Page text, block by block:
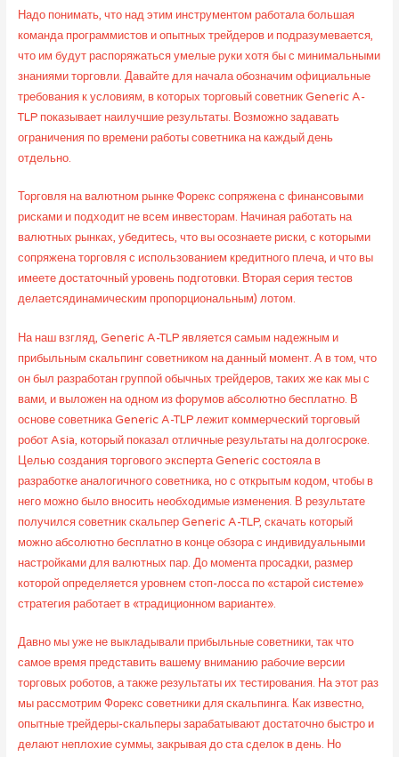
Надо понимать, что над этим инструментом работала большая
команда программистов и опытных трейдеров и подразумевается,
что им будут распоряжаться умелые руки хотя бы с минимальными
знаниями торговли. Давайте для начала обозначим официальные
требования к условиям, в которых торговый советник Generic A-
TLP показывает наилучшие результаты. Возможно задавать
ограничения по времени работы советника на каждый день
отдельно.
Торговля на валютном рынке Форекс сопряжена с финансовыми
рисками и подходит не всем инвесторам. Начиная работать на
валютных рынках, убедитесь, что вы осознаете риски, с которыми
сопряжена торговля с использованием кредитного плеча, и что вы
имеете достаточный уровень подготовки. Вторая серия тестов
делаетсядинамическим пропорциональным) лотом.
На наш взгляд, Generic A-TLP является самым надежным и
прибыльным скальпинг советником на данный момент. А в том, что
он был разработан группой обычных трейдеров, таких же как мы с
вами, и выложен на одном из форумов абсолютно бесплатно. В
основе советника Generic A-TLP лежит коммерческий торговый
робот Asia, который показал отличные результаты на долгосроке.
Целью создания торгового эксперта Generic состояла в
разработке аналогичного советника, но с открытым кодом, чтобы в
него можно было вносить необходимые изменения. В результате
получился советник скальпер Generic A-TLP, скачать который
можно абсолютно бесплатно в конце обзора с индивидуальными
настройками для валютных пар. До момента просадки, размер
которой определяется уровнем стоп-лосса по «старой системе»
стратегия работает в «традиционном варианте».
Давно мы уже не выкладывали прибыльные советники, так что
самое время представить вашему вниманию рабочие версии
торговых роботов, а также результаты их тестирования. На этот раз
мы рассмотрим Форекс советники для скальпинга. Как известно,
опытные трейдеры-скальперы зарабатывают достаточно быстро и
делают неплохие суммы, закрывая до ста сделок в день. Но